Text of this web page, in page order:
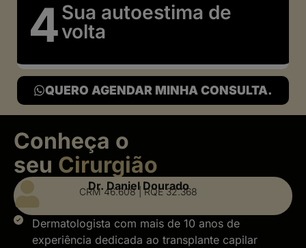
Sua autoestima de
volta
QUERO AGENDAR MINHA CONSULTA.
Conheça o
seu Cirurgião
Dr. Daniel Dourado
CRM 46.608 | RQE 32.368
Dermatologista com mais de 10 anos de
experiência dedicada ao transplante capilar